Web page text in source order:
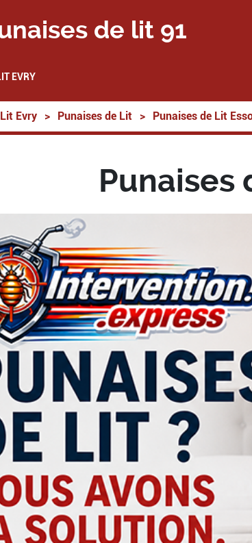
de lit 91
EVRY
Evry > Punaises de Lit > Punaises de Lit
Punaises